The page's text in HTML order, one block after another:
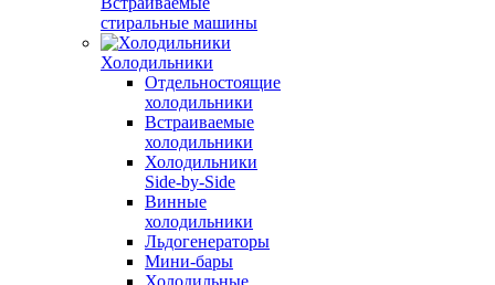
стиральные машины
Холодильники
Отдельностоящие
холодильники
Встраиваемые
холодильники
Холодильники
Side-by-Side
Винные
холодильники
Льдогенераторы
Мини-бары
Холодильные